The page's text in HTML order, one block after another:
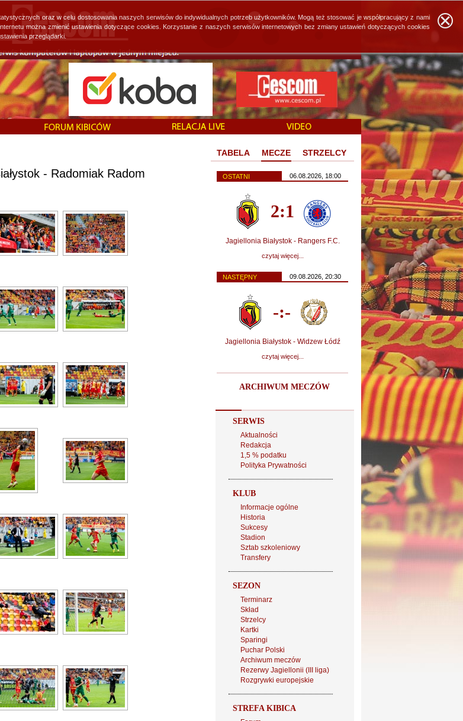
- Radomiak Radom
TABELA MECZE STRZELCY
OSTATNI 06.08.2026, 18:00
2:1
Jagiellonia Białystok - Rangers F.C.
czytaj więcej...
NASTĘPNY 09.08.2026, 20:30
-:-
Jagiellonia Białystok - Widzew Łódź
czytaj więcej...
ARCHIWUM MECZÓW
SERWIS
Aktualności
Redakcja
1,5 % podatku
Polityka Prywatności
KLUB
Informacje ogólne
Historia
Sukcesy
Stadion
Sztab szkoleniowy
Transfery
SEZON
Terminarz
Skład
Strzelcy
Kartki
Sparingi
Puchar Polski
Archiwum meczów
Rezerwy Jagiellonii (III liga)
Rozgrywki europejskie
STREFA KIBICA
oraz w celu dostosowania naszych serwisów do indywidualnych potrzeb użytkowników. Mogą też stosować je współpracujący z nami
można zmienić ustawienia dotyczące cookies. Korzystanie z naszych serwisów internetowych bez zmiany ustawień dotyczących cookies
przeglądarki.